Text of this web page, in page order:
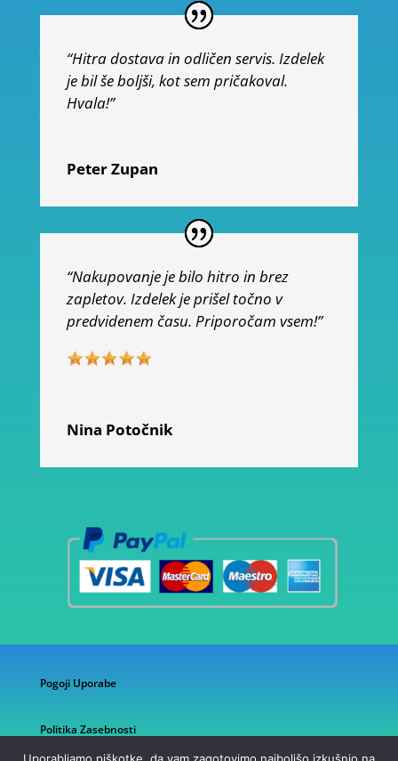
“Hitra dostava in odličen servis. Izdelek
je bil še boljši, kot sem pričakoval.
Hvala!”
Peter Zupan
“Nakupovanje je bilo hitro in brez
zapletov. Izdelek je prišel točno v
predvidenem času. Priporočam vsem!”
Nina Potočnik
Pogoji Uporabe
Politika Zasebnosti